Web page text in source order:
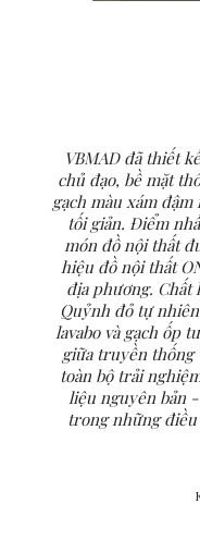
VBMAD đã thiết
chủ đạo, bề mặt
gạch màu xám
tối giản. Điểm
món đồ nội thất
hiệu đồ nội thất
địa phương. Chất
Quỷnh đỏ tự
lavabo và gạch ốp
giữa truyền thống
toàn bộ trải
liệu nguyên bản
trong những